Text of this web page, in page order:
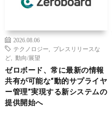
2026.08.06
テクノロジー
プレスリリースな
ど
動向/展望
ゼロボード、常に最新の情報
共有が可能な“動的サプライヤ
ー管理”実現する新システムの
提供開始へ